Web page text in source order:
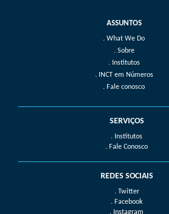
What We Do
Sobre
Institutos
INCT em Números
Fale conosco
SERVIÇOS
. Institutos
. Fale Conosco
REDES SOCIAIS
. Twitter
. Facebook
. Instagram